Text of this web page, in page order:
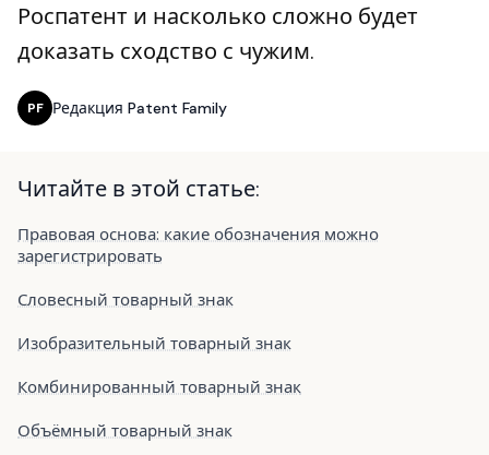
Роспатент и насколько сложно будет
доказать сходство с чужим.
PF Редакция Patent Family
Читайте в этой статье:
Правовая основа: какие обозначения можно
зарегистрировать
Словесный товарный знак
Изобразительный товарный знак
Комбинированный товарный знак
Объёмный товарный знак